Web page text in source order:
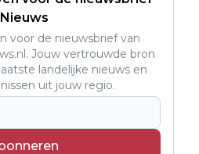
voor de nieuwsbrief van
Jouw vertrouwde bron
landelijke nieuws en
uit jouw regio.